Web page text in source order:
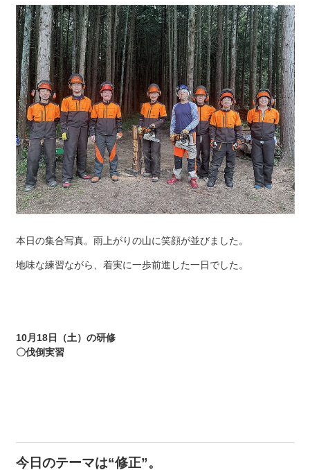
本日の集合写真。雨上がりの山に笑顔が並びました。
地味な練習ながら、着実に一歩前進した一日でした。
10月18日（土）の研修
〇伐倒実習
今日のテーマは“修正”。